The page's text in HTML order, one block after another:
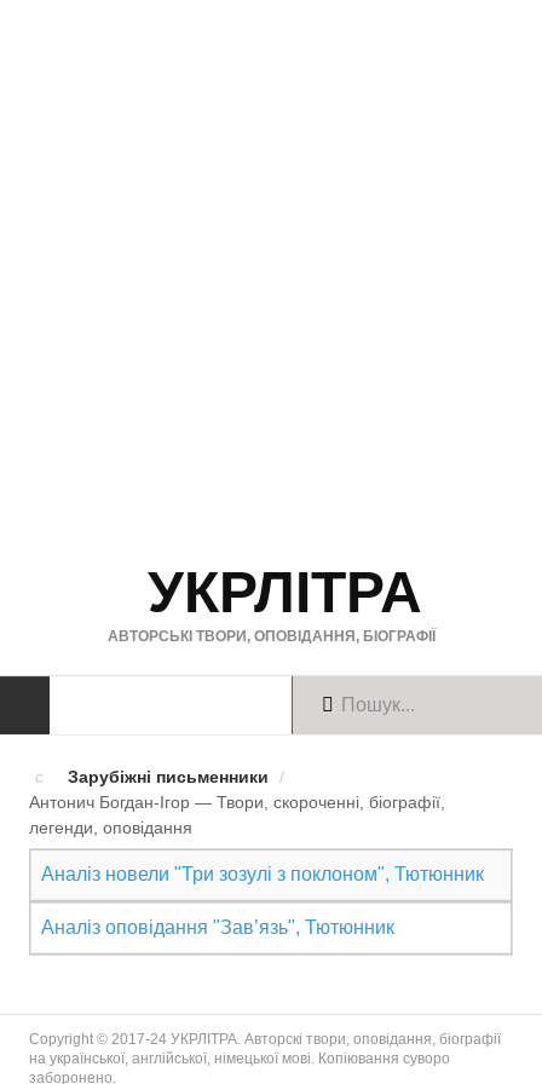
УКРЛІТРА
АВТОРСЬКІ ТВОРИ, ОПОВІДАННЯ, БІОГРАФІЇ
Твори українською
Твори англійською
Твори німецькою
Українські письменники
Зарубіжні письменники
/
Антонич Богдан-Ігор — Твори, скороченні, біографії,
легенди, оповiдання
Аналіз новели "Три зозулі з поклоном", Тютюнник
Аналіз оповідання "Зав’язь", Тютюнник
Copyright © 2017-24 УКРЛІТРА. Авторскі твори, оповідання, біографії
на української, англійської, німецької мові. Копіювання суворо
заборонено.